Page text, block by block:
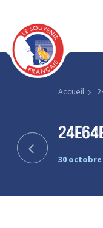
Accueil
30 octobre